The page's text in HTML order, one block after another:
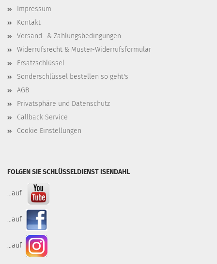
Impressum
Kontakt
Versand- & Zahlungsbedingungen
Widerrufsrecht & Muster-Widerrufsformular
Ersatzschlüssel
Sonderschlüssel bestellen so geht's
AGB
Privatsphäre und Datenschutz
Callback Service
Cookie Einstellungen
FOLGEN SIE SCHLÜSSELDIENST ISENDAHL
...auf
...auf
...auf